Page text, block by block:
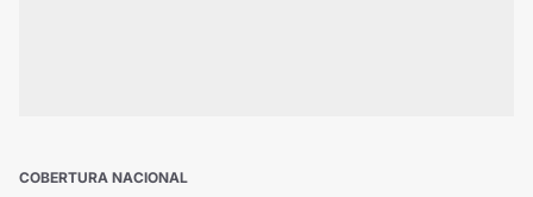
COBERTURA NACIONAL